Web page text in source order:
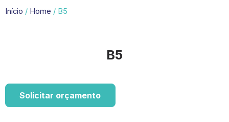
Início / Home / B5
B5
Solicitar orçamento